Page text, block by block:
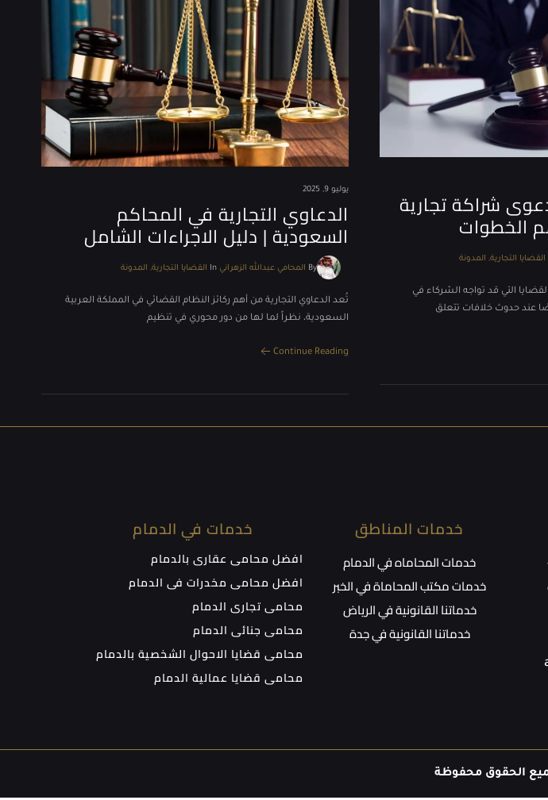
شراكة تجارية
الخطوات
القضايا التجارية المدونة
التي قد تواجه الشركاء في
عند حدوث خلافات تتعلق
يوليو 9, 2025
الدعاوي التجارية في المحاكم
السعودية | دليل الاجراءات الشامل
By المحامي عبدالله الزهراني In القضايا التجارية المدونة
تُعد الدعاوي التجارية من أهم ركائز النظام القضائي في المملكة العربية
السعودية، نظراً لما لها من دور محوري في تنظيم
Continue Reading
خدمات المناطق
خدمات المحاماه في الدمام
خدمات مكتب المحاماة في الخبر
خدماتنا القانونية في الرياض
خدماتنا القانونية في جدة
خدمات في الدمام
افضل محامي عقاري بالدمام
افضل محامي مخدرات في الدمام
محامي تجاري الدمام
محامي جنائي الدمام
محامي قضايا الاحوال الشخصية بالدمام
محامي قضايا عمالية الدمام
الحقوق محفوظة